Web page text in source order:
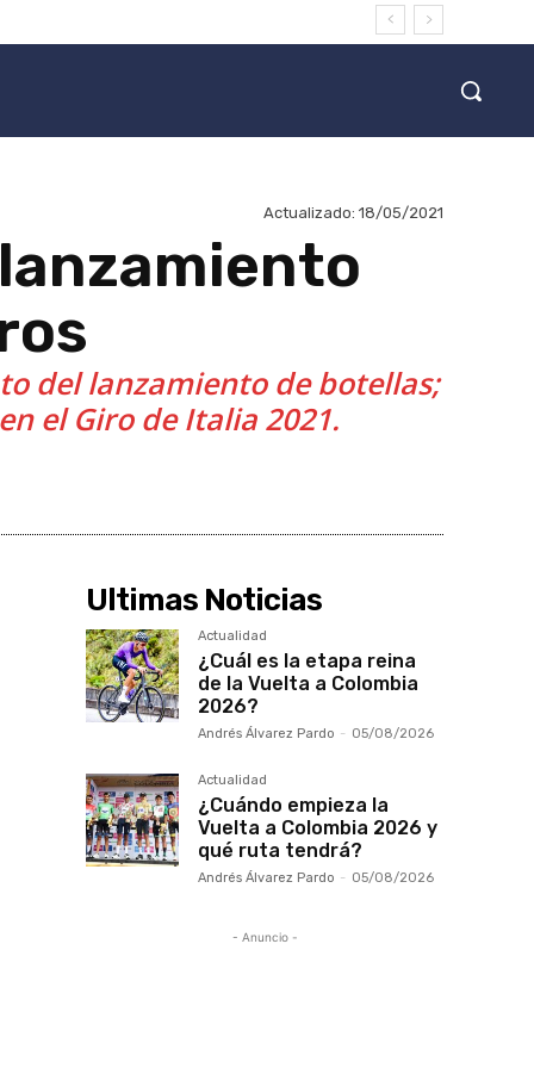
Actualizado: 18/05/2021
del lanzamiento de botellas;
el Giro de Italia 2021.
Ultimas Noticias
Actualidad
¿Cuál es la etapa reina
de la Vuelta a Colombia
2026?
Andrés Álvarez Pardo - 05/08/2026
Actualidad
¿Cuándo empieza la
Vuelta a Colombia 2026 y
qué ruta tendrá?
Andrés Álvarez Pardo - 05/08/2026
- Anuncio -